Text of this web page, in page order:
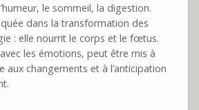
le sommeil, la digestion.
dans la transformation des
: elle nourrit le corps et le fœtus.
les émotions, peut être mis à
aux changements et à l’anticipation